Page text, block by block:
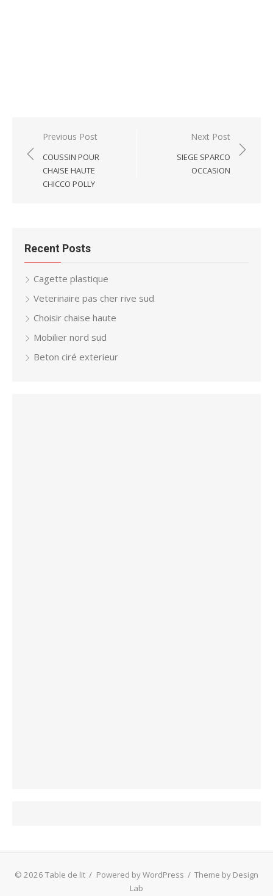
Post
navigation
Previous Post
COUSSIN POUR
CHAISE HAUTE
CHICCO POLLY
Next Post
SIEGE SPARCO
OCCASION
Recent Posts
Cagette plastique
Veterinaire pas cher rive sud
Choisir chaise haute
Mobilier nord sud
Beton ciré exterieur
© 2026 Table de lit / Powered by WordPress / Theme by Design
Lab